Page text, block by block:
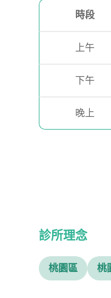
時段
上午
下午
晚上
診所理念
桃園區 桃